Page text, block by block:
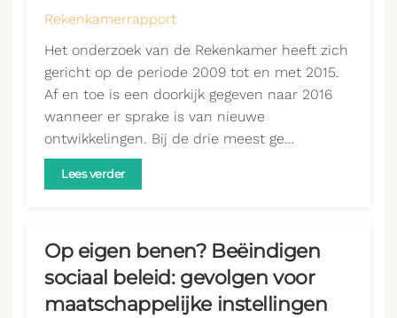
Rekenkamerrapport
Het onderzoek van de Rekenkamer heeft zich
gericht op de periode 2009 tot en met 2015.
Af en toe is een doorkijk gegeven naar 2016
wanneer er sprake is van nieuwe
ontwikkelingen. Bij de drie meest ge…
Lees verder
Op eigen benen? Beëindigen
sociaal beleid: gevolgen voor
maatschappelijke instellingen